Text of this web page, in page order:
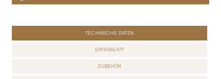
TECHNISCHE DATEN
DATENBLATT
ZUBEHÖR